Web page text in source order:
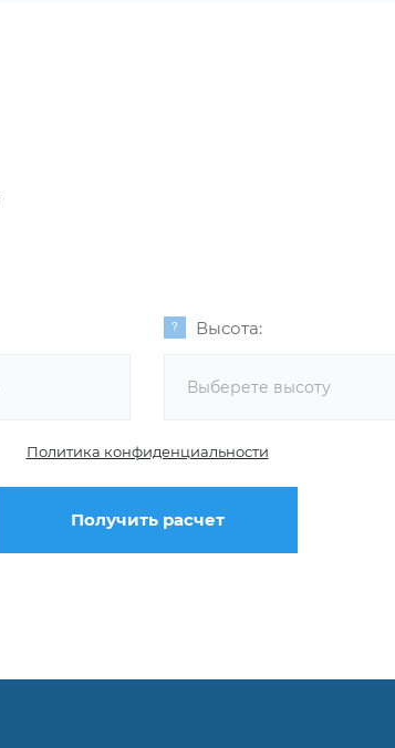
Высота:
Выберете высоту
Политика конфиденциальности
Получить расчет